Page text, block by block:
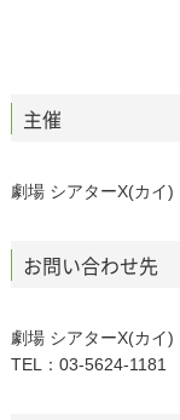
主催
劇場 シアターΧ(カイ)
お問い合わせ先
劇場 シアターΧ(カイ)
TEL：03-5624-1181